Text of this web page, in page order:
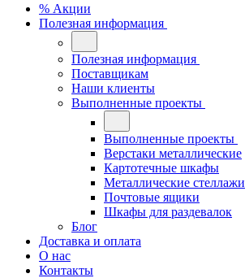
% Акции
Полезная информация
Полезная информация
Поставщикам
Наши клиенты
Выполненные проекты
Выполненные проекты
Верстаки металлические
Картотечные шкафы
Металлические стеллажи
Почтовые ящики
Шкафы для раздевалок
Блог
Доставка и оплата
О нас
Контакты